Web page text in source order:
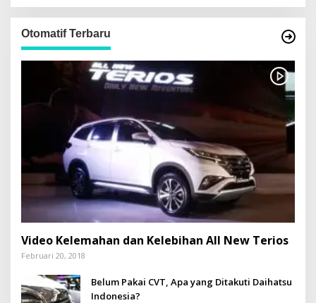
Otomatif Terbaru
Video Kelemahan dan Kelebihan All New Terios
Februari 20, 2018
Belum Pakai CVT, Apa yang Ditakuti Daihatsu
Indonesia?